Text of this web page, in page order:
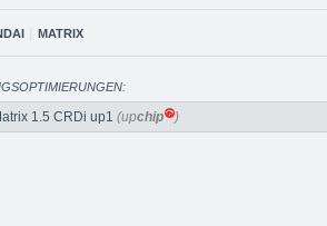
MATRIX
1.5 CRDi up1 (upchip )